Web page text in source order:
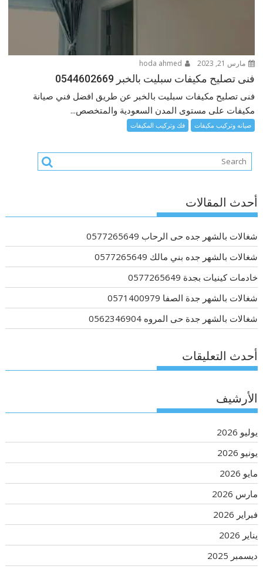
مارس 21, 2023
فنى تصليح مكيفات سبليت بالخبر 0544602669
فنى تصليح مكيفات سبليت بالخبر عن طريق افضل فني صيانة
مكيفات على مستوى المدن السعودية والمتخصص...
صيانه وتركيب مكيفات فك وتركيب المكيفات
أحدث المقالات
شغالات بالشهر جده حى الرحاب 0577265649
شغالات بالشهر جده بني مالك 0577265649
خادمات كينيات بجدة 0577265649
شغالات بالشهر جدة الصفا 0571400979
شغالات بالشهر جدة حى المروه 0562346904
أحدث التعليقات
الأرشيف
يوليو 2026
يونيو 2026
مايو 2026
مارس 2026
فبراير 2026
يناير 2026
ديسمبر 2025